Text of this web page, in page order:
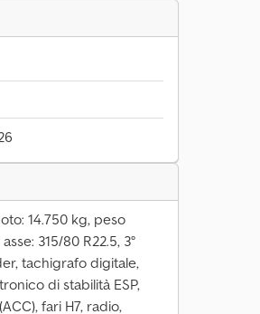
14.750 kg, peso
315/80 R22.5, 3°
tachigrafo digitale,
di stabilità ESP,
fari H7, radio,